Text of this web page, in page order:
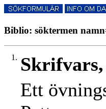
Biblio: söktermen
1.
Ett